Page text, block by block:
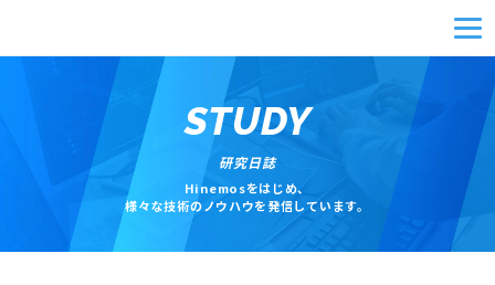
STUDY
研究日誌
Hinemosをはじめ、
様々な技術のノウハウを発信しています。